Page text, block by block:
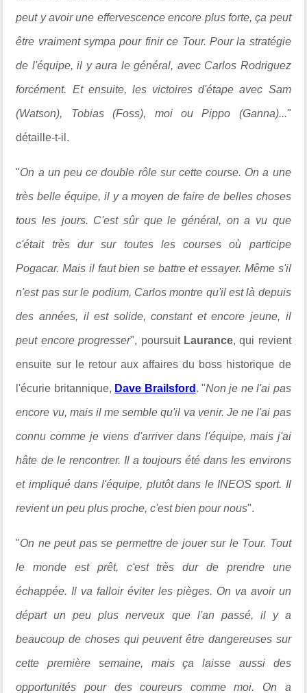
peut y avoir une effervescence encore plus forte, ça peut
être vraiment sympa pour finir ce Tour. Pour la stratégie
de l'équipe, il y aura le général, avec Carlos Rodriguez
forcément. Et ensuite, les victoires d'étape avec Sam
(Watson), Tobias (Foss), moi ou Pippo (Ganna)..."
détaille-t-il.
"On a un peu ce double rôle sur cette course. On a une
très belle équipe, il y a moyen de faire de belles choses
tous les jours. C'est sûr que le général, on a vu que
c'était très dur sur toutes les courses où participe
Pogacar. Mais il faut bien se battre et essayer. Même s'il
n'est pas sur le podium, Carlos montre qu'il est là depuis
des années, il est solide, constant et encore jeune, il
peut encore progresser", poursuit Laurance, qui revient
ensuite sur le retour aux affaires du boss historique de
l'écurie britannique, Dave Brailsford . "Non je ne l'ai pas
encore vu, mais il me semble qu'il va venir. Je ne l'ai pas
connu comme je viens d'arriver dans l'équipe, mais j'ai
hâte de le rencontrer. Il a toujours été dans les environs
et impliqué dans l'équipe, plutôt dans le INEOS sport. Il
revient un peu plus proche, c'est bien pour nous".
"On ne peut pas se permettre de jouer sur le Tour. Tout
le monde est prêt, c'est très dur de prendre une
échappée. Il va falloir éviter les pièges. On va avoir un
départ un peu plus nerveux que l'an passé, il y a
beaucoup de choses qui peuvent être dangereuses sur
cette première semaine, mais ça laisse aussi des
opportunités pour des coureurs comme moi. On a